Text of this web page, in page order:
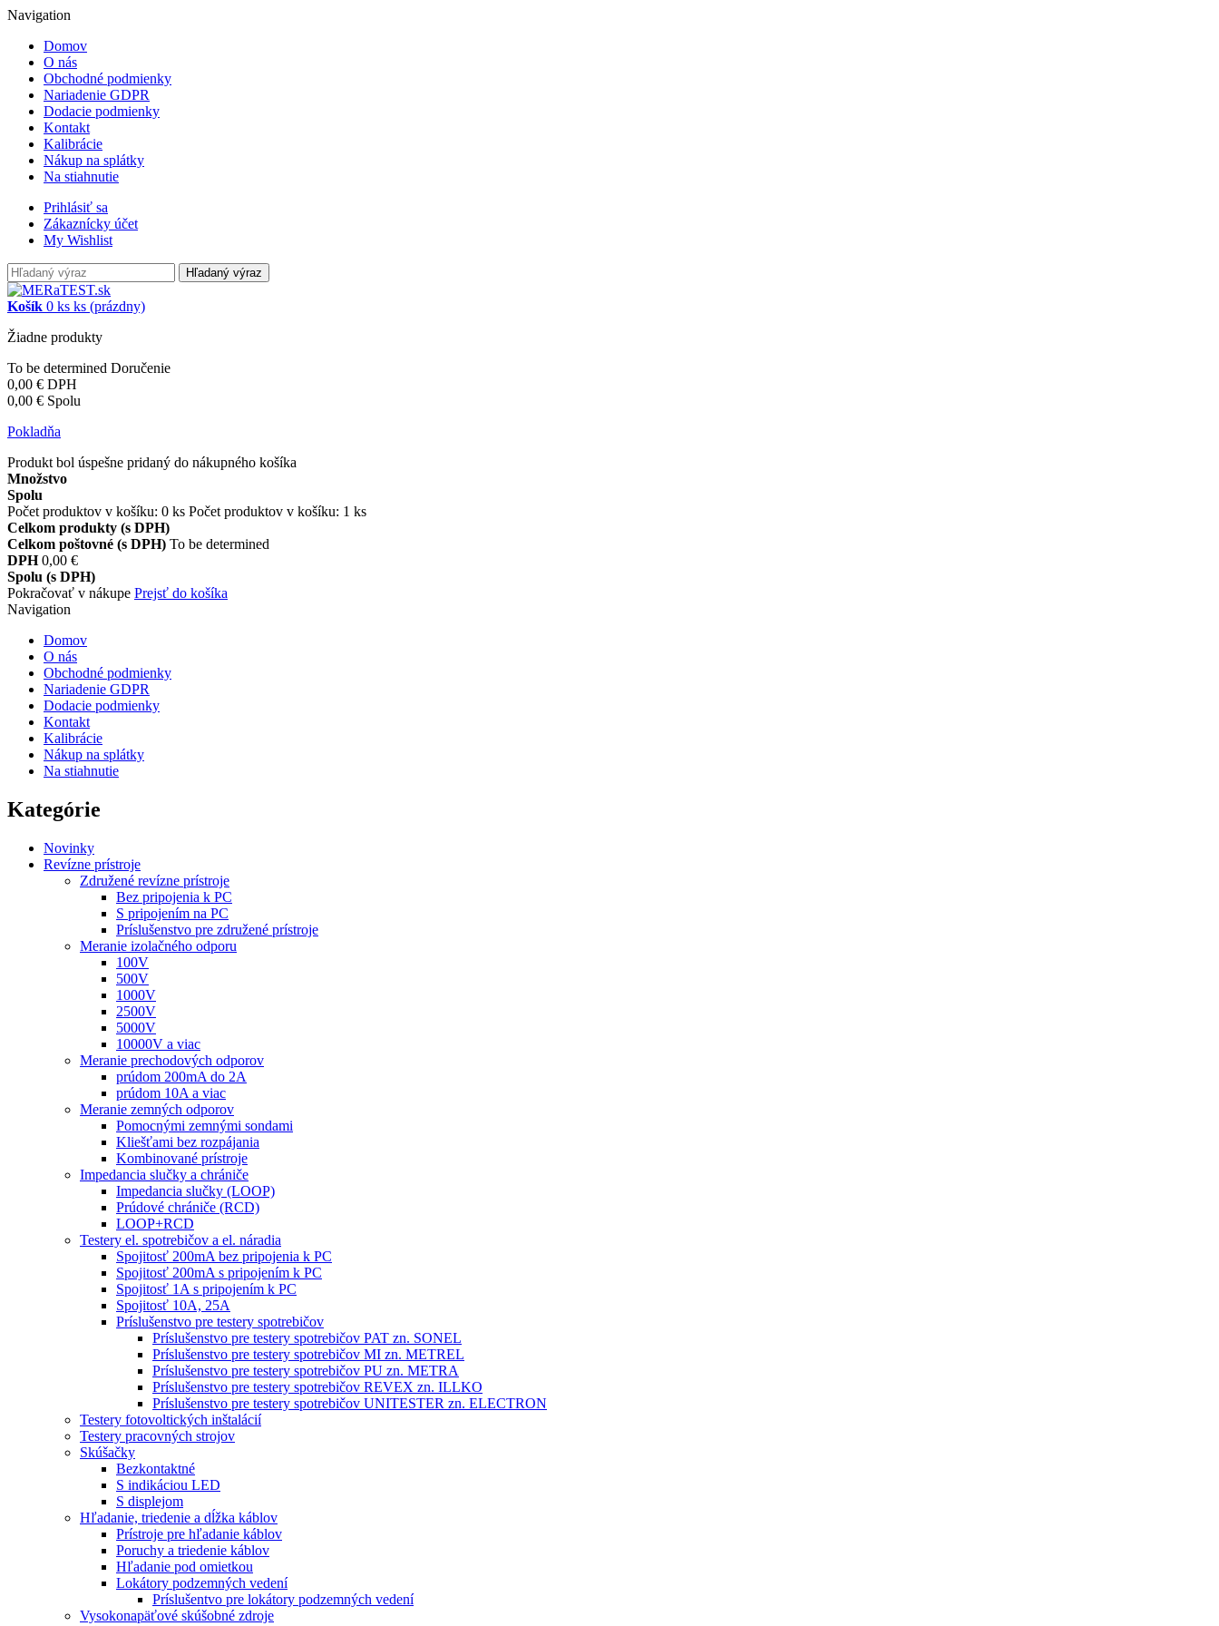
Navigation
Domov
O nás
Obchodné podmienky
Nariadenie GDPR
Dodacie podmienky
Kontakt
Kalibrácie
Nákup na splátky
Na stiahnutie
Prihlásiť sa
Zákaznícky účet
My Wishlist
Hľadaný výraz
Košík 0 ks ks (prázdny)
Žiadne produkty
To be determined Doručenie
0,00 € DPH
0,00 € Spolu
Pokladňa
Produkt bol úspešne pridaný do nákupného košíka
Množstvo
Spolu
Počet produktov v košíku: 0 ks Počet produktov v košíku: 1 ks
Celkom produkty (s DPH)
Celkom poštovné (s DPH) To be determined
DPH 0,00 €
Spolu (s DPH)
Pokračovať v nákupe Prejsť do košíka
Navigation
Domov
O nás
Obchodné podmienky
Nariadenie GDPR
Dodacie podmienky
Kontakt
Kalibrácie
Nákup na splátky
Na stiahnutie
Kategórie
Novinky
Revízne prístroje
Združené revízne prístroje
Bez pripojenia k PC
S pripojením na PC
Príslušenstvo pre združené prístroje
Meranie izolačného odporu
100V
500V
1000V
2500V
5000V
10000V a viac
Meranie prechodových odporov
prúdom 200mA do 2A
prúdom 10A a viac
Meranie zemných odporov
Pomocnými zemnými sondami
Kliešťami bez rozpájania
Kombinované prístroje
Impedancia slučky a chrániče
Impedancia slučky (LOOP)
Prúdové chrániče (RCD)
LOOP+RCD
Testery el. spotrebičov a el. náradia
Spojitosť 200mA bez pripojenia k PC
Spojitosť 200mA s pripojením k PC
Spojitosť 1A s pripojením k PC
Spojitosť 10A, 25A
Príslušenstvo pre testery spotrebičov
Príslušenstvo pre testery spotrebičov PAT zn. SONEL
Príslušenstvo pre testery spotrebičov MI zn. METREL
Príslušenstvo pre testery spotrebičov PU zn. METRA
Príslušenstvo pre testery spotrebičov REVEX zn. ILLKO
Príslušenstvo pre testery spotrebičov UNITESTER zn. ELECTRON
Testery fotovoltických inštalácií
Testery pracovných strojov
Skúšačky
Bezkontaktné
S indikáciou LED
S displejom
Hľadanie, triedenie a dĺžka káblov
Prístroje pre hľadanie káblov
Poruchy a triedenie káblov
Hľadanie pod omietkou
Lokátory podzemných vedení
Príslušentvo pre lokátory podzemných vedení
Vysokonapäťové skúšobné zdroje